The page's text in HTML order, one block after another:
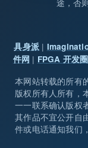
途，否
具身派 |
件网 | FPGA 开发圈
本网站转载的所有
版权所有人所有，
一一联系确认版权
其作品不宜公开自
件或电话通知我们